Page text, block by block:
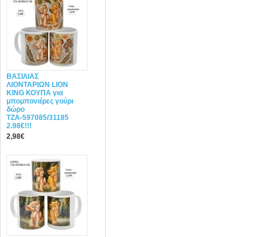
ΒΑΣΙΛΙΑΣ
ΛΙΟΝΤΑΡΙΩΝ LION
KING ΚΟΥΠΑ για
μπομπονιέρες γούρι
δώρο
ΤΖΑ-597085/31185
2.98€!!!
2,98€